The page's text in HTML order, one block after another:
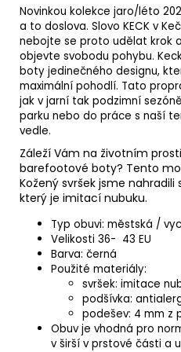
Novinkou kolekce jaro/léto
a to doslova. Slovo KECK v
nebojte se proto udělat krok
objevte svobodu pohybu.
boty jedinečného designu,
maximální pohodlí. Tato
jak v jarní tak podzimní
parku nebo do práce s naší
vedle.
Záleží Vám na životním
barefootové boty? Tento
Kožený svršek jsme
který je imitací nubuku.
Typ obuvi: městská /
Velikosti 36- 43 EU
Barva: černá
Použité materiály:
svršek: imitace
podšívka:
podešev: 4 mm z
Obuv je vhodná pro
v širší v prstové části a